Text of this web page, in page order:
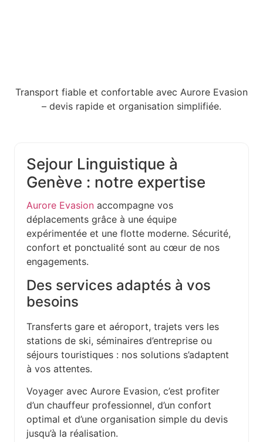
Transport fiable et confortable avec Aurore Evasion
– devis rapide et organisation simplifiée.
Sejour Linguistique à
Genève : notre expertise
Aurore Evasion accompagne vos
déplacements grâce à une équipe
expérimentée et une flotte moderne. Sécurité,
confort et ponctualité sont au cœur de nos
engagements.
Des services adaptés à vos
besoins
Transferts gare et aéroport, trajets vers les
stations de ski, séminaires d’entreprise ou
séjours touristiques : nos solutions s’adaptent
à vos attentes.
Voyager avec Aurore Evasion, c’est profiter
d’un chauffeur professionnel, d’un confort
optimal et d’une organisation simple du devis
jusqu’à la réalisation.